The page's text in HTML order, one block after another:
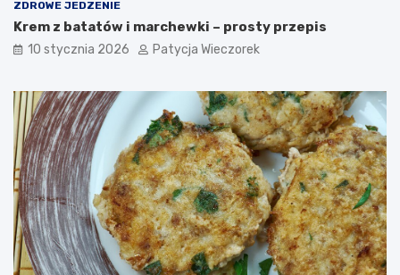
ZDROWE JEDZENIE
Krem z batatów i marchewki – prosty przepis
10 stycznia 2026 Patycja Wieczorek